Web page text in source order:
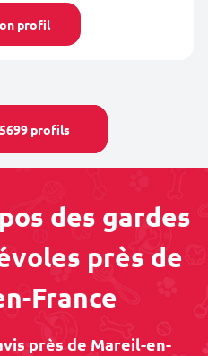
profil
profils
des gardes
près de
France
près de Mareil-en-